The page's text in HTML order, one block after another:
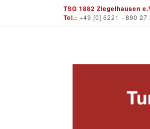
content
TSG 1882 Ziegelhausen
Tel.: +49 [0] 6221 - 890 27